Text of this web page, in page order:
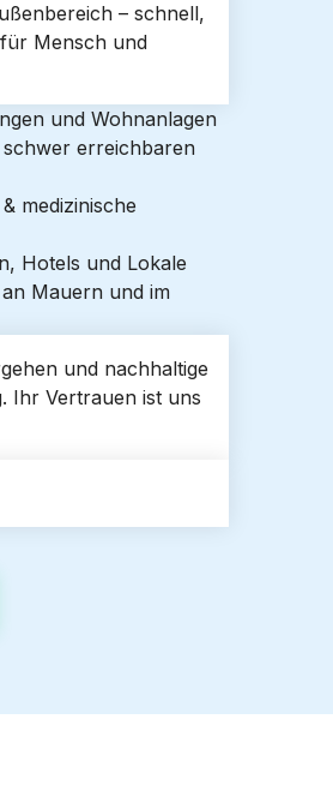
– schnell,
Mensch und
und Wohnanlagen
erreichbaren
medizinische
Hotels und Lokale
Mauern und im
und nachhaltige
Ihr Vertrauen ist uns